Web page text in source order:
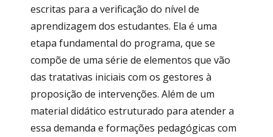
escritas para a verificação do nível de
aprendizagem dos estudantes. Ela é uma
etapa fundamental do programa, que se
compõe de uma série de elementos que vão
das tratativas iniciais com os gestores à
proposição de intervenções. Além de um
material didático estruturado para atender a
essa demanda e formações pedagógicas com